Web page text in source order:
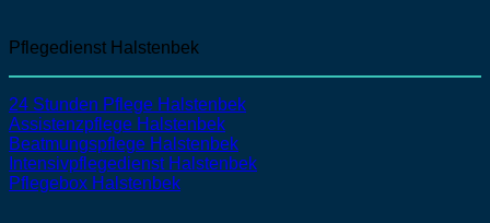
Pflegedienst Halstenbek
24 Stunden Pflege Halstenbek
Assistenzpflege Halstenbek
Beatmungspflege Halstenbek
Intensivpflegedienst Halstenbek
Pflegebox Halstenbek